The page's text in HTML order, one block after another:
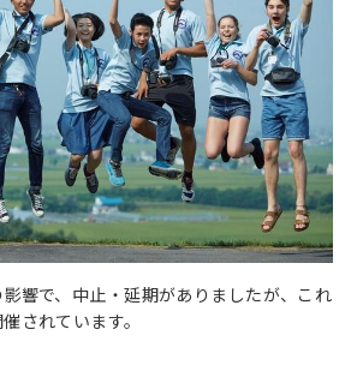
響で、中止・延期がありましたが、これ
されています。